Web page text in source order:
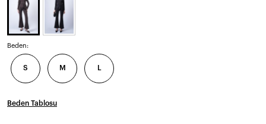
Beden:
S M L
Beden Tablosu